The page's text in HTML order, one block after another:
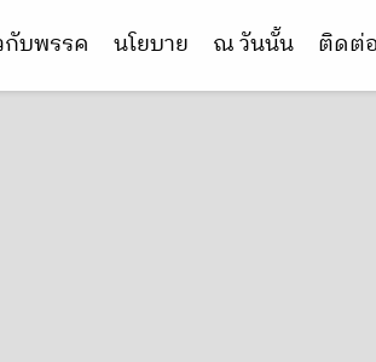
กับพรรค นโยบาย ณ วันนั้น ติดต่